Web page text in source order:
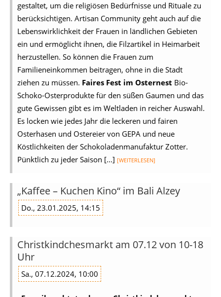
gestaltet, um die religiösen Bedürfnisse und Rituale zu
berücksichtigen. Artisan Community geht auch auf die
Lebenswirklichkeit der Frauen in ländlichen Gebieten
ein und ermöglicht ihnen, die Filzartikel in Heimarbeit
herzustellen. So können die Frauen zum
Familieneinkommen beitragen, ohne in die Stadt
ziehen zu müssen. Faires Fest im Osternest Bio-
Schoko-Osterprodukte für den süßen Gaumen und das
gute Gewissen gibt es im Weltladen in reicher Auswahl.
Es locken wie jedes Jahr die leckeren und fairen
Osterhasen und Ostereier von GEPA und neue
Köstlichkeiten der Schokoladenmanufaktur Zotter.
Pünktlich zu jeder Saison [...] [WEITERLESEN]
„Kaffee – Kuchen Kino“ im Bali Alzey
Do., 23.01.2025, 14:15
Christkindchesmarkt am 07.12 von 10-18
Uhr
Sa., 07.12.2024, 10:00